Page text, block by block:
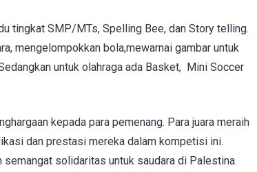
tingkat SMP/MTs, Spelling Bee, dan Story telling.
mengelompokkan bola,mewarnai gambar untuk
untuk olahraga ada Basket, Mini Soccer
kepada para pemenang. Para juara meraih
dan prestasi mereka dalam kompetisi ini.
semangat solidaritas untuk saudara di Palestina.